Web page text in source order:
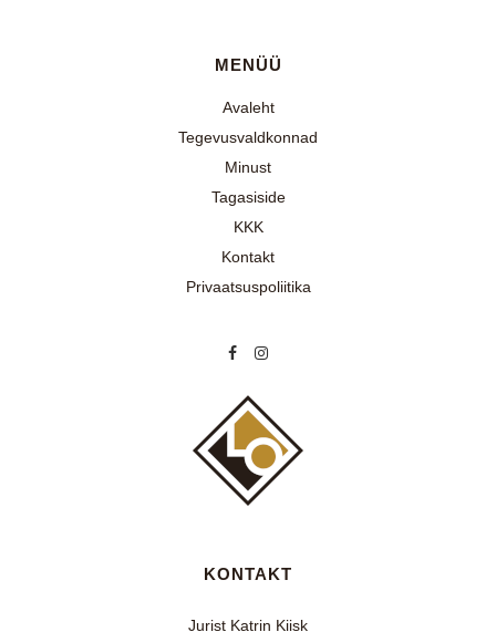
MENÜÜ
Avaleht
Tegevusvaldkonnad
Minust
Tagasiside
KKK
Kontakt
Privaatsuspoliitika
KONTAKT
Jurist Katrin Kiisk